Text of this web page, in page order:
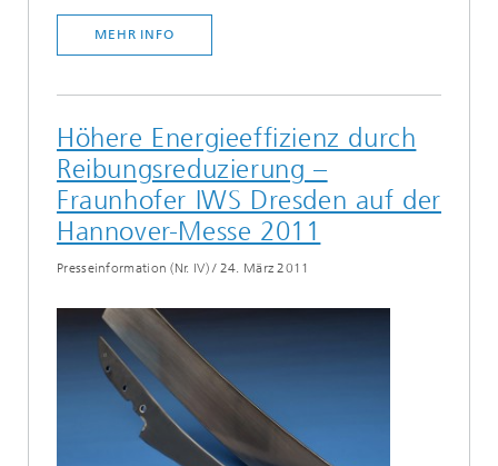
MEHR INFO
Höhere Energieeffizienz durch
Reibungsreduzierung –
Fraunhofer IWS Dresden auf der
Hannover-Messe 2011
Presseinformation (Nr. IV)/ 24. März 2011